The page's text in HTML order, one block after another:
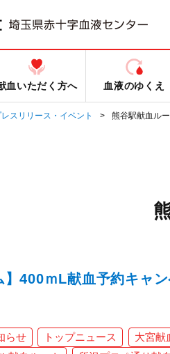
血いただく方へ 血液のゆくえ
スリリース・イベント 熊谷駅献血ル
】400ｍL献血予約キャ
らせ トップニュース 大宮献